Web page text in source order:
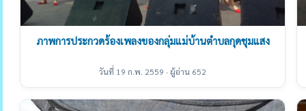
ภาพการประกวดร้องเพลงของกลุ่มแม่บ้านตำบลกุดชุมแสง
วันที่ 19 ก.พ. 2559 · ผู้อ่าน 652